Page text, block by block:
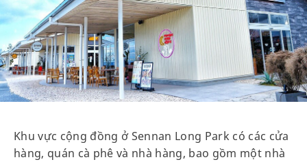
Khu vực cộng đồng ở Sennan Long Park có các cửa
hàng, quán cà phê và nhà hàng, bao gồm một nhà